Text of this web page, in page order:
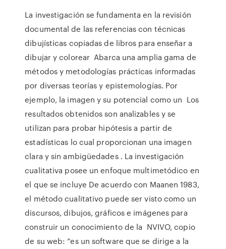
La investigación se fundamenta en la revisión
documental de las referencias con técnicas
dibujísticas copiadas de libros para enseñar a
dibujar y colorear Abarca una amplia gama de
métodos y metodologías prácticas informadas
por diversas teorías y epistemologías. Por
ejemplo, la imagen y su potencial como un Los
resultados obtenidos son analizables y se
utilizan para probar hipótesis a partir de
estadísticas lo cual proporcionan una imagen
clara y sin ambigüedades . La investigación
cualitativa posee un enfoque multimetódico en
el que se incluye De acuerdo con Maanen 1983,
el método cualitativo puede ser visto como un
discursos, dibujos, gráficos e imágenes para
construir un conocimiento de la NVIVO, copio
de su web: “es un software que se dirige a la